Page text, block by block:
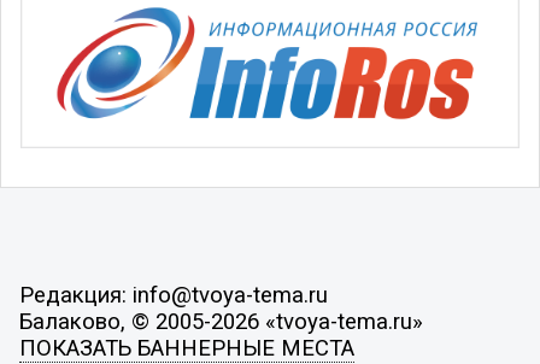
Редакция: info@tvoya-tema.ru
Балаково, © 2005-2026 «tvoya-tema.ru»
ПОКАЗАТЬ БАННЕРНЫЕ МЕСТА